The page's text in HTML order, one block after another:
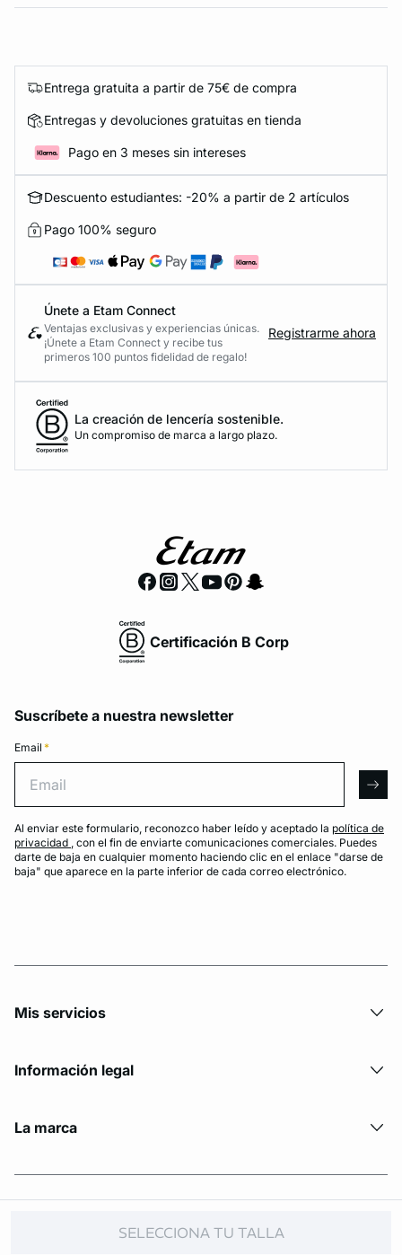
SELECCIONA TU TALLA
Entrega gratuita a partir de 75€ de compra
Entregas y devoluciones gratuitas en tienda
Pago en 3 meses sin intereses
Descuento estudiantes: -20% a partir de 2 artículos
Pago 100% seguro
Únete a Etam Connect
Ventajas exclusivas y experiencias únicas.
¡Únete a Etam Connect y recibe tus
primeros 100 puntos fidelidad de regalo!
Registrarme ahora
La creación de lencería sostenible.
Un compromiso de marca a largo plazo.
Certificación B Corp
Suscríbete a nuestra newsletter
Email *
Al enviar este formulario, reconozco haber leído y aceptado la política de
privacidad , con el fin de enviarte comunicaciones comerciales. Puedes
darte de baja en cualquier momento haciendo clic en el enlace "darse de
baja" que aparece en la parte inferior de cada correo electrónico.
Mis servicios
Información legal
La marca